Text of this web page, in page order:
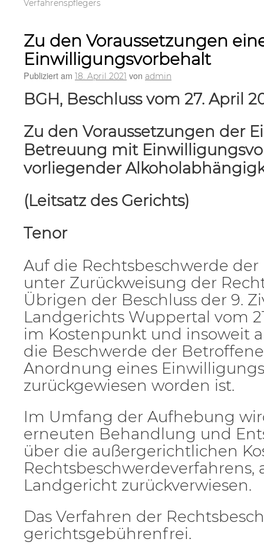
Verfahrenspflegers
Zu den Voraussetzungen
Einwilligungsvorbehalt
Publiziert am 18. April 2021 von admin
BGH, Beschluss vom 27. April
Zu den Voraussetzungen der
Betreuung mit
vorliegender
(Leitsatz des Gerichts)
Tenor
Auf die Rechtsbeschwerde
unter Zurückweisung der
Übrigen der Beschluss der 9.
Landgerichts Wuppertal vom
im Kostenpunkt und insoweit
die Beschwerde der
Anordnung eines
zurückgewiesen worden ist.
Im Umfang der Aufhebung
erneuten Behandlung und
über die außergerichtlichen
Rechtsbeschwerdeverfahrens,
Landgericht zurückverwiesen.
Das Verfahren der
gerichtsgebührenfrei.